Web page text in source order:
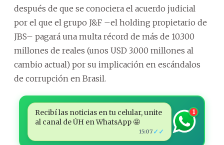
después de que se conociera el acuerdo judicial
por el que el grupo J&F –el holding propietario de
JBS– pagará una multa récord de más de 10.300
millones de reales (unos USD 3.000 millones al
cambio actual) por su implicación en escándalos
de corrupción en Brasil.
Recibí las noticias en tu celular, unite
al canal de ÚH en WhatsApp 🤩
15:07 ✓✓
1